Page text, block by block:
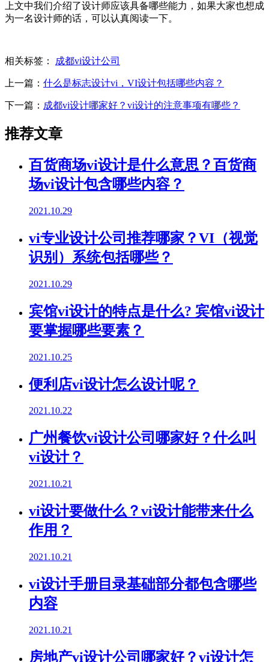
上文中我们介绍了设计师应该具备哪些能力，如果大家也想成
为一名设计师的话，可以认真阅读一下。
相关标签： 成都vi设计公司
上一篇： 什么是标志设计vi，VI设计包括哪些内容？
下一篇： 成都vi设计哪家好？vi设计的注意事项有哪些？
推荐文章
百货商场vi设计是什么意思？百货商
场vi设计包含哪些内容？
2021.10.29
vi专业设计公司推荐哪家？VI（视觉
识别）系统包括哪些？
2021.10.29
宾馆vi设计的特点是什么? 宾馆vi设计
要掌握哪些要素？
2021.10.25
便利店vi设计怎么设计呢？
2021.10.22
广州餐饮vi设计公司哪家好？什么叫
vi设计？
2021.10.21
vi设计要做什么？vi设计能带来什么
作用？
2021.10.21
vi设计手册目录基础部分都包含哪些
内容
2021.10.21
房地产vi设计公司哪家好？vi设计怎